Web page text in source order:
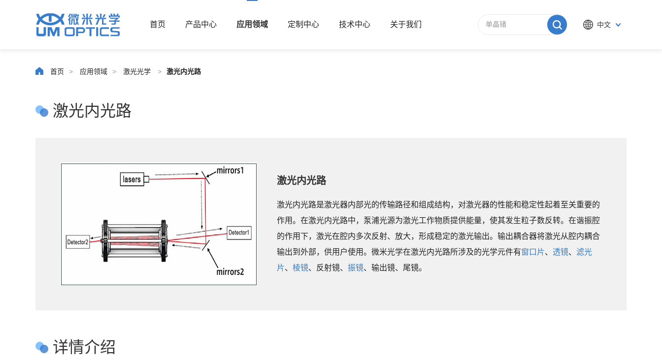
首页 产品中心 应用领域 定制中心 技术中心 关于我们 中文
首页 > 应用领域 > 激光光学 > 激光内光路
激光内光路
激光内光路
激光内光路是激光器内部光的传输路径和组成结构，对激光器的性能和稳定性起着至关重要的
作用。在激光内光路中，泵浦光源为激光工作物质提供能量，使其发生粒子数反转。在谐振腔
的作用下，激光在腔内多次反射、放大，形成稳定的激光输出。输出耦合器将激光从腔内耦合
输出到外部，供用户使用。微米光学在激光内光路所涉及的光学元件有窗口片、 透镜、 滤光
片、 棱镜、反射镜、 振镜、输出镜、尾镜。
详情介绍